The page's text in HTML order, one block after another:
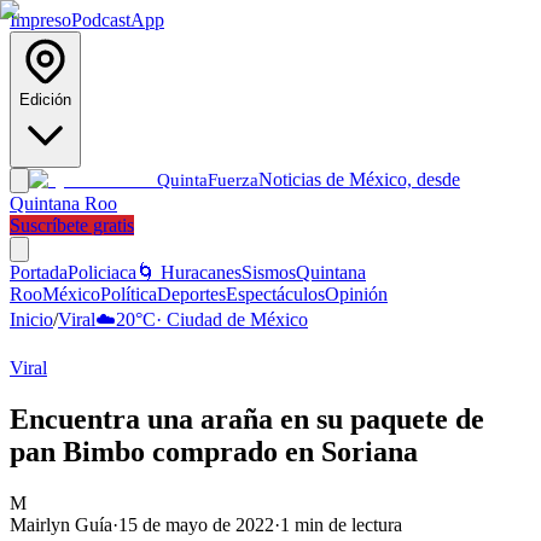
ImpresoPodcastApp
Edición
QuintaFuerzaNoticias de México, desde
Quintana Roo
Suscríbete gratis
PortadaPoliciaca 🌀 HuracanesSismosQuintana
RooMéxicoPolíticaDeportesEspectáculosOpinión
Inicio/Viral☁️20°C· Ciudad de México
Viral
Encuentra una araña en su paquete de
pan Bimbo comprado en Soriana
M
Mairlyn Guía·15 de mayo de 2022·1 min de lectura